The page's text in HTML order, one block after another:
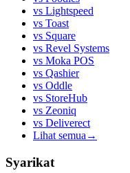
vs Lightspeed
vs Toast
vs Square
vs Revel Systems
vs Moka POS
vs Qashier
vs Oddle
vs StoreHub
vs Zeoniq
vs Deliverect
Lihat semua →
Syarikat